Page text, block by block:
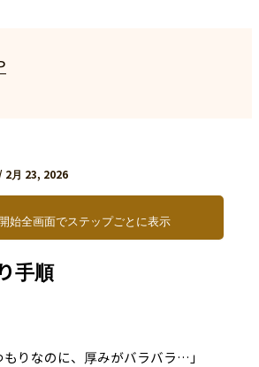
2月 23, 2026
始全画面でステップごとに表示
手順
もりなのに、厚みがバラバラ…」